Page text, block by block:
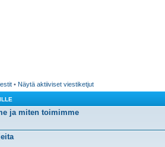
• Näytä aktiiviset viestiketjut
ja miten toimimme